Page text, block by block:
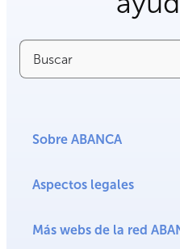
Buscar
Sobre ABANCA
Aspectos legales
Más webs de la red